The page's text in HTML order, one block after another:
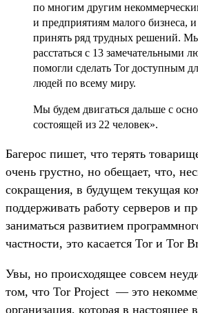
по многим другим
и предприятиям малого бизнеса,
принять ряд трудных решений.
расстаться с 13 замечательными
помогли сделать Tor доступным
людей по всему миру.
Мы будем двигаться дальше с
состоящей из 22 человек».
Багерос пишет, что терять
очень грустно, но обещает, что,
сокращения, в будущем текущая
поддерживать работу серверов и
заниматься развитием
частности, это касается Tor и Tor
Увы, но происходящее совсем
том, что Tor Project — это
организация, которая в настоящее